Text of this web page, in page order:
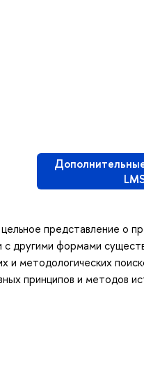
представление о
другими формами
и методологических
принципов и методов